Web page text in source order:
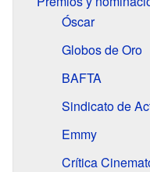
Óscar
Globos de Oro
BAFTA
Sindicato de
Emmy
Crítica